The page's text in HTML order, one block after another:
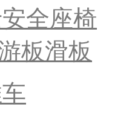
全座椅
板滑板